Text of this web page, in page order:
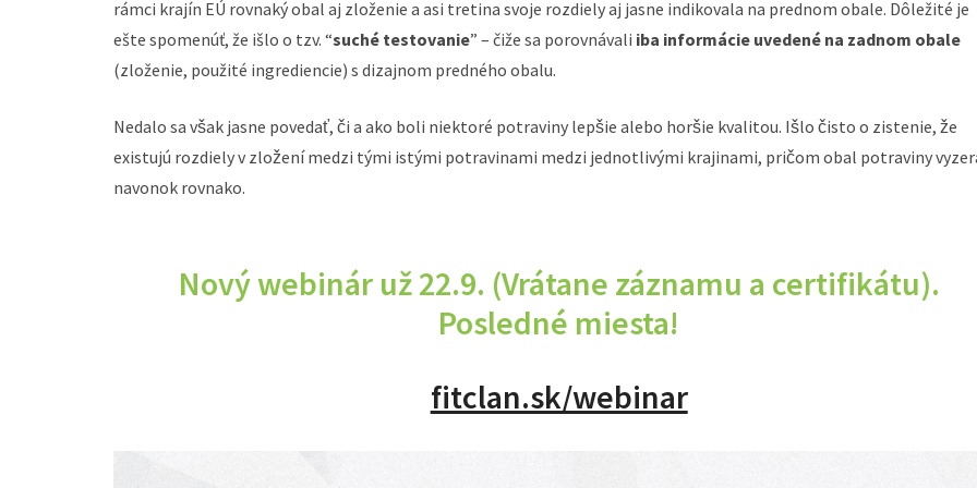
rámci krajín EÚ rovnaký obal aj zloženie a asi tretina svoje rozdiely aj jasne indikovala na prednom obale. Dôležité je
ešte spomenúť, že išlo o tzv. “suché testovanie” – čiže sa porovnávali iba informácie uvedené na zadnom obale
(zloženie, použité ingrediencie) s dizajnom predného obalu.
Nedalo sa však jasne povedať, či a ako boli niektoré potraviny lepšie alebo horšie kvalitou. Išlo čisto o zistenie, že
existujú rozdiely v zložení medzi tými istými potravinami medzi jednotlivými krajinami, pričom obal potraviny
navonok rovnako.
Nový webinár už 22.9. (Vrátane záznamu a certifikátu).
Posledné miesta!
fitclan.sk/webinar